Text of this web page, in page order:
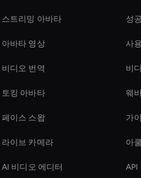
스트리밍 아바타
아바타 영상
비디오 번역
토킹 아바타
페이스 스왑
라이브 카메라
AI 비디오 에디터
성
사
비
웨
가
아
API